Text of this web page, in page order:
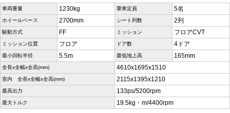
車両重量 1230kg 乗車定員 5名
ホイールベース 2700mm シート列数 2列
駆動方式 FF ミッション フロアCVT
ミッション位置 フロア ドア数 4ドア
最小回転半径 5.5m 最低地上高 165mm
全長x全幅x全高(mm) 4610x1695x1510
室内 全長x全幅x全高(mm) 2115x1395x1210
最高出力 133ps/5200rpm
最大トルク 19.5kg・m/4400rpm